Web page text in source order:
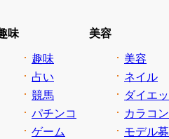
味
趣味
占い
競馬
パチンコ
ゲーム
美容
美容
ネイル
ダイエッ
カラコン
モデル